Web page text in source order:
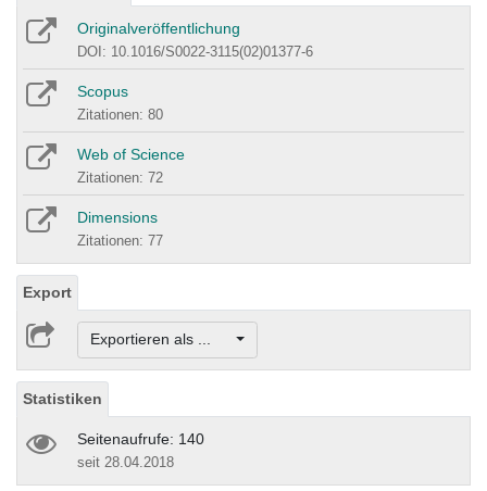
Originalveröffentlichung
DOI: 10.1016/S0022-3115(02)01377-6
Scopus
Zitationen: 80
Web of Science
Zitationen: 72
Dimensions
Zitationen: 77
Export
Exportieren als ...
Statistiken
Seitenaufrufe: 140
seit 28.04.2018